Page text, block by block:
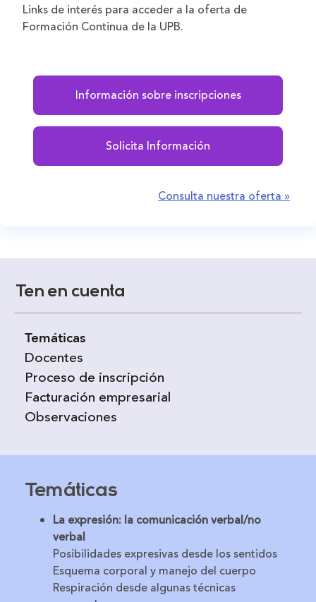
Links de interés para acceder a la oferta de
Formación Continua de la UPB.
Información sobre inscripciones
Solicita Información
Consulta nuestra oferta »
Ten en cuenta
Temáticas
Docentes
Proceso de inscripción
Facturación empresarial
Observaciones
Temáticas
La expresión: la comunicación verbal/no
verbal
Posibilidades expresivas desde los sentidos
Esquema corporal y manejo del cuerpo
Respiración desde algunas técnicas